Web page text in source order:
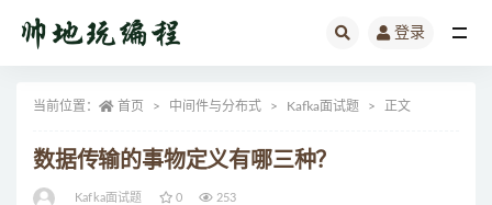
登录
当前位置： 首页 中间件与分布式 Kafka面试题 正文
数据传输的事物定义有哪三种？
Kafka面试题 0 253